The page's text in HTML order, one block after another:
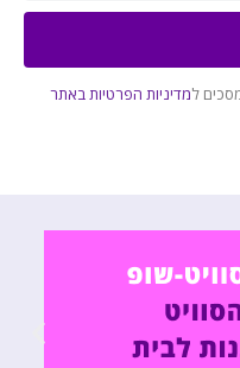
למדיניות הפרטיות באתר